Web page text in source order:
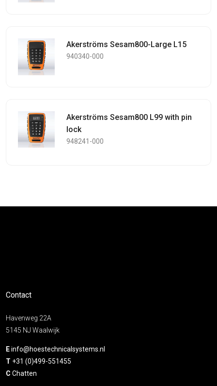
Akerströms Sesam800-Large L15
940340-000
Akerströms Sesam800 L99 with pin
lock
948241-000
Contact
Havenweg 22A
5145 NJ Waalwijk
Einfo@hoestechnicalsystems.nl
T +31 (0)499-551455
C Chatten